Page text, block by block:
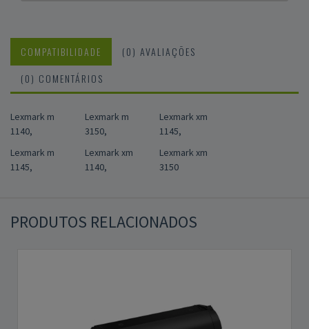
COMPATIBILIDADE
(0) AVALIAÇÕES
(0) COMENTÁRIOS
Lexmark m
1140,
Lexmark m
1145,
Lexmark m
3150,
Lexmark xm
1140,
Lexmark xm
1145,
Lexmark xm
3150
PRODUTOS RELACIONADOS